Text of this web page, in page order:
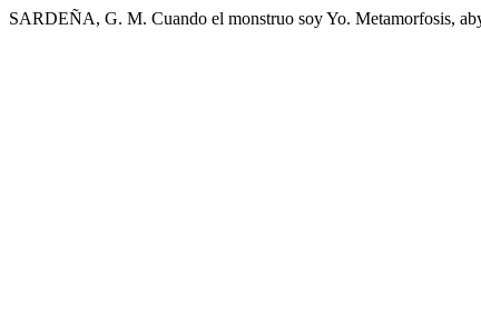
SARDEÑA, G. M. Cuando el monstruo soy Yo. Metamorfosis,